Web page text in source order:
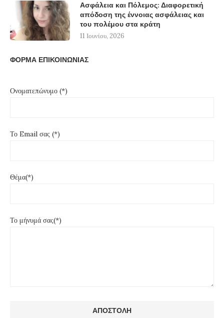
Ασφάλεια και Πόλεμος: Διαφορετική
απόδοση της έννοιας ασφάλειας και
του πολέμου στα κράτη
11 Ιουνίου, 2026
ΦΟΡΜΑ ΕΠΙΚΟΙΝΩΝΙΑΣ
Ονοματεπώνυμο (*)
Το Email σας (*)
Θέμα(*)
Το μήνυμά σας(*)